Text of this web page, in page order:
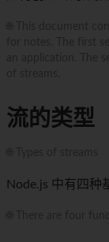
流的类型
Node.js 中有四种